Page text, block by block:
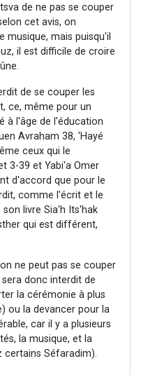
de ne pas se couper
cet avis, on
musique, mais puisqu'il
il est difficile de croire
de se couper les
ce, même pour un
à l'âge de l'éducation
Avraham 38, 'Hayé
ceux qui le
3-39 et Yabi'a Omer
d'accord que pour le
comme l'écrit et le
son livre Sia'h Its'hak
qui est différent,
ne peut pas se couper
donc interdit de
la cérémonie à plus
ou la devancer pour la
car il y a plusieurs
la musique, et la
certains Séfaradim).